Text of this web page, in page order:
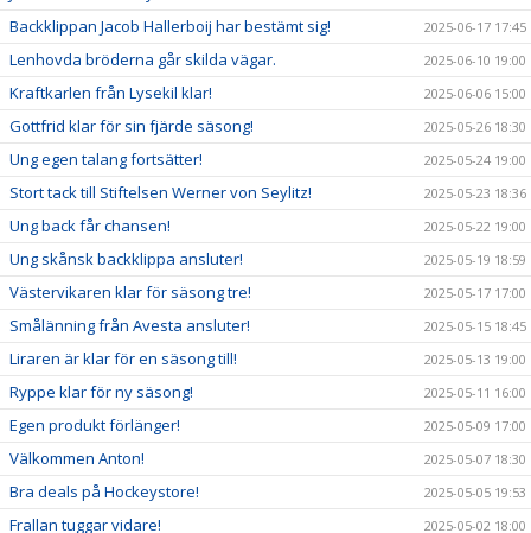
Backklippan Jacob Hallerboij har bestämt sig! 2025-06-17 17:45
Lenhovda bröderna går skilda vägar. 2025-06-10 19:00
Kraftkarlen från Lysekil klar! 2025-06-06 15:00
Gottfrid klar för sin fjärde säsong! 2025-05-26 18:30
Ung egen talang fortsätter! 2025-05-24 19:00
Stort tack till Stiftelsen Werner von Seylitz! 2025-05-23 18:36
Ung back får chansen! 2025-05-22 19:00
Ung skånsk backklippa ansluter! 2025-05-19 18:59
Västervikaren klar för säsong tre! 2025-05-17 17:00
Smålänning från Avesta ansluter! 2025-05-15 18:45
Liraren är klar för en säsong till! 2025-05-13 19:00
Ryppe klar för ny säsong! 2025-05-11 16:00
Egen produkt förlänger! 2025-05-09 17:00
Välkommen Anton! 2025-05-07 18:30
Bra deals på Hockeystore! 2025-05-05 19:53
Frallan tuggar vidare! 2025-05-02 18:00